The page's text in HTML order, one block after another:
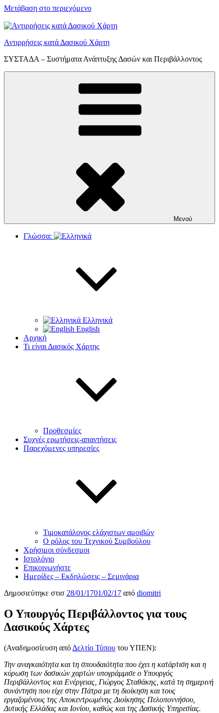
Μετάβαση στο περιεχόμενο
Αντιρρήσεις κατά Δασικού Χάρτη
ΣΥΣΤΑΔΑ – Συστήματα Ανάπτυξης Δασών και Περιβάλλοντος
Μενού
Γλώσσα:
Ελληνικά
English
Αρχική
Τι είναι Δασικός Χάρτης
Προθεσμίες
Συχνές ερωτήσεις-απαντήσεις
Παρεχόμενες υπηρεσίες
Τιμοκατάλογος ελάχιστων αμοιβών
Ο ρόλος του Τεχνικού Συμβούλου
Χρήσιμοι σύνδεσμοι
Ιστολόγιο
Επικοινωνήστε
Ημερίδες – Εκδηλώσεις – Σεμινάρια
Δημοσιεύτηκε στισ 28/01/1701/02/17 από diomitri
Ο Υπουργός Περιβάλλοντος για τους
Δασικούς Χάρτες
(Αναδημοσίευση από Δελτίο Τύπου του ΥΠΕΝ):
Την αναγκαιότητα και τη σπουδαιότητα που έχει η κατάρτιση και η
κύρωση των δασικών χαρτών υπογράμμισε ο Υπουργός
Περιβάλλοντος και Ενέργειας, Γιώργος Σταθάκης, κατά τη σημερινή
συνάντηση που είχε στην Πάτρα με τη διοίκηση και τους
εργαζομένους της Αποκεντρωμένης Διοίκησης Πελοποννήσου,
Δυτικής Ελλάδας και Ιονίου, καθώς και της Δασικής Υπηρεσίας.